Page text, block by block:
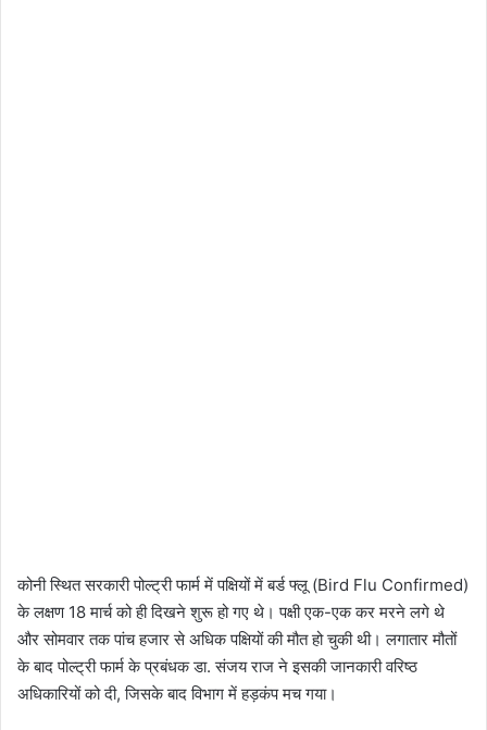
कोनी स्थित सरकारी पोल्ट्री फार्म में पक्षियों में बर्ड फ्लू (Bird Flu Confirmed)
के लक्षण 18 मार्च को ही दिखने शुरू हो गए थे। पक्षी एक-एक कर मरने लगे थे
और सोमवार तक पांच हजार से अधिक पक्षियों की मौत हो चुकी थी। लगातार मौतों
के बाद पोल्ट्री फार्म के प्रबंधक डा. संजय राज ने इसकी जानकारी वरिष्ठ
अधिकारियों को दी, जिसके बाद विभाग में हड़कंप मच गया।